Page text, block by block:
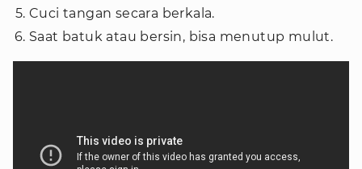
Cuci tangan secara berkala.
Saat batuk atau bersin, bisa menutup mulut.